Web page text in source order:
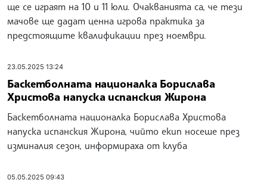
ще се играят на 10 и 11 юли. Очакванията са, че тези
мачове ще дадат ценна игрова практика за
предстоящите квалификации през ноември.
23.05.2025 13:24
Баскетболната националка Борислава
Христова напуска испанския Жирона
Баскетболната националка Борислава Христова
напуска испанския Жирона, чийто екип носеше през
изминалия сезон, информираха от клуба
05.05.2025 09:43